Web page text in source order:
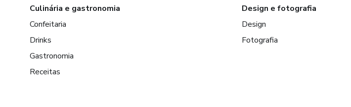
Culinária e gastronomia
Confeitaria
Drinks
Gastronomia
Receitas
Design e fotografia
Design
Fotografia